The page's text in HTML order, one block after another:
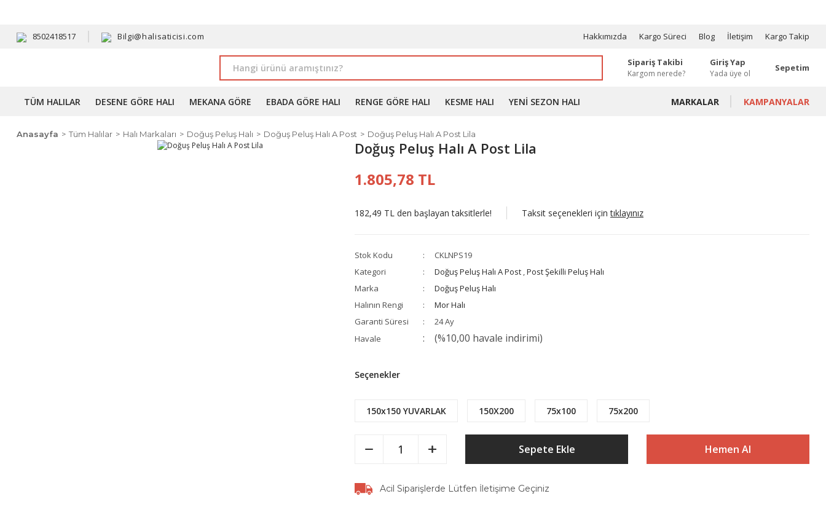
8502418517 Bilgi@halisaticisi.com Hakkımızda Kargo Süreci Blog İletişim Kargo Takip
Sipariş Takibi
Kargom nerede?
Giriş Yap
Yada üye ol
Sepetim
TÜM HALILAR DESENE GÖRE HALI MEKANA GÖRE EBADA GÖRE HALI RENGE GÖRE HALI KESME HALI YENI SEZON HALI MARKALAR KAMPANYALAR
Anasayfa Tüm Halılar Halı Markaları Doğuş Peluş Halı Doğuş Peluş Halı A Post Doğuş Peluş Halı A Post Lila
Doğuş Peluş Halı A Post Lila
1.805,78 TL
182,49 TL den başlayan taksitlerle! Taksit seçenekleri içintıklayınız
Stok Kodu
CKLNPS19
Kategori
Doğuş Peluş Halı A Post ,Post Şekilli Peluş Halı
Marka
Doğuş Peluş Halı
Halının Rengi
Mor Halı
Garanti Süresi
24 Ay
Havale
(%10,00 havale indirimi)
Seçenekler
150x150 YUVARLAK 150X200 75x100 75x200
Sepete Ekle Hemen Al
Acil Siparişlerde Lütfen İletişime Geçiniz